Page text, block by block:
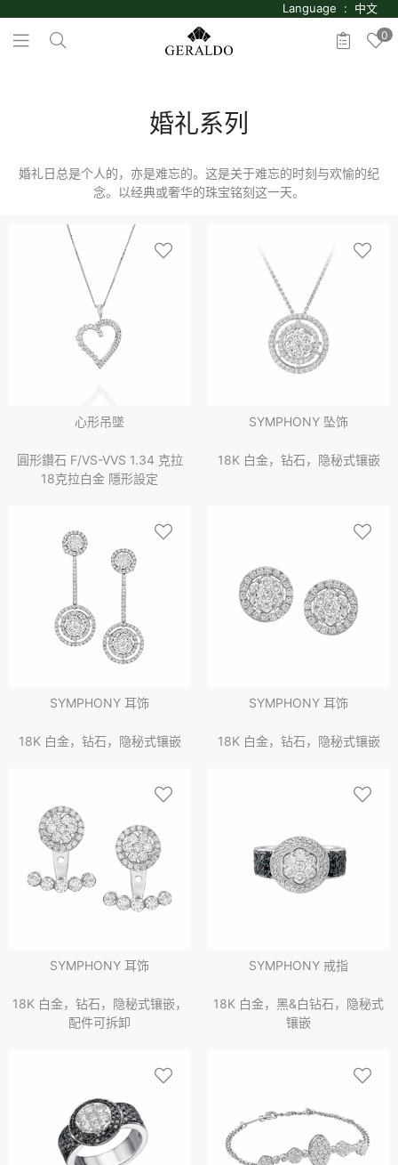
Language : 中文
0
婚礼系列
婚礼日总是个人的，亦是难忘的。这是关于难忘的时刻与欢愉的纪
念。以经典或奢华的珠宝铭刻这一天。
心形吊墜
圓形鑽石 F/VS-VVS 1.34 克拉
18克拉白金 隱形設定
SYMPHONY 坠饰
18K 白金，钻石，隐秘式镶嵌
SYMPHONY 耳饰
18K 白金，钻石，隐秘式镶嵌
SYMPHONY 耳饰
18K 白金，钻石，隐秘式镶嵌
SYMPHONY 耳饰
18K 白金，钻石，隐秘式镶嵌，
配件可拆卸
SYMPHONY 戒指
18K 白金，黑&白钻石，隐秘式
镶嵌